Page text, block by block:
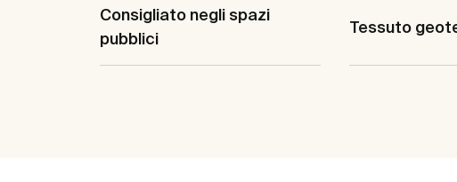
Consigliato negli spazi
pubblici
Tessuto